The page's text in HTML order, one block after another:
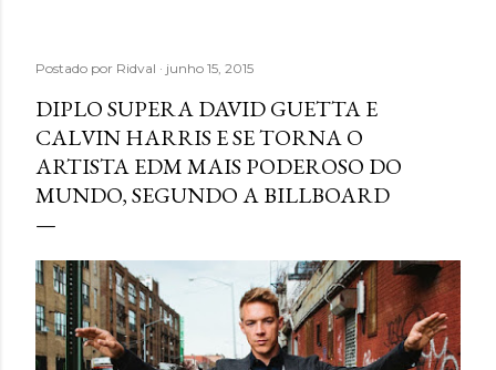
Postado por Ridval junho 15, 2015
DIPLO SUPERA DAVID GUETTA E
CALVIN HARRIS E SE TORNA O
ARTISTA EDM MAIS PODEROSO DO
MUNDO, SEGUNDO A BILLBOARD